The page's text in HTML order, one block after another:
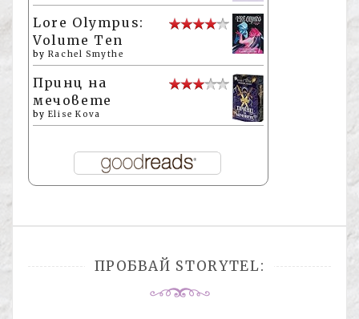
Lore Olympus:
Volume Ten
by Rachel Smythe
Принц на
мечовете
by Elise Kova
ПРОБВАЙ STORYTEL: